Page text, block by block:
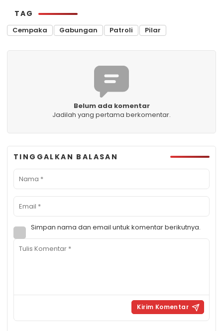
TAG
Cempaka Gabungan Patroli Pilar
Belum ada komentar
Jadilah yang pertama berkomentar.
TINGGALKAN BALASAN
Simpan nama dan email untuk komentar berikutnya.